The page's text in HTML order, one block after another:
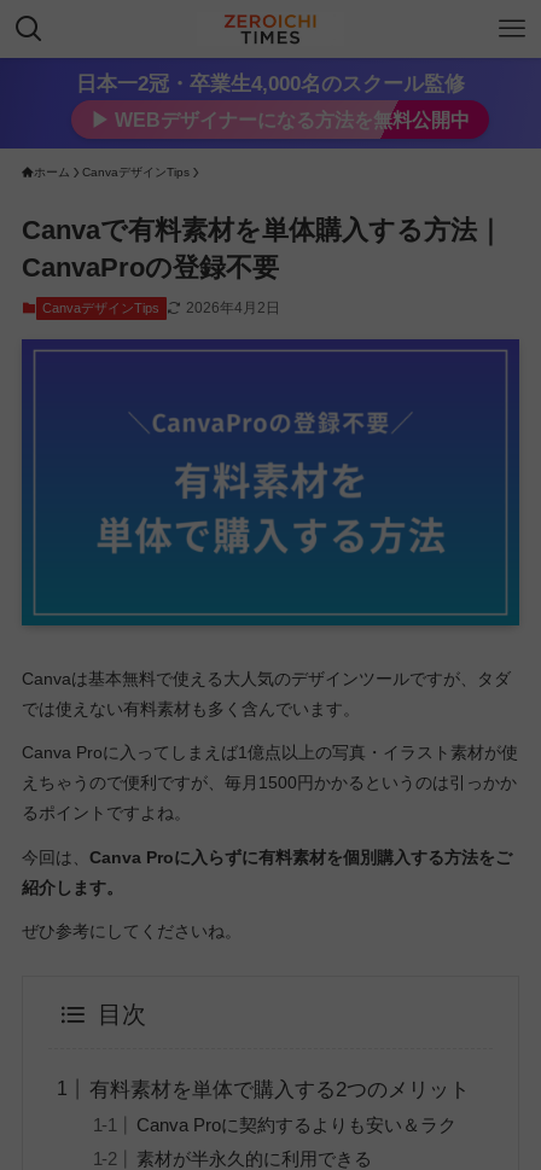
日本一2冠・卒業生4,000名のスクール監修
▶︎ WEBデザイナーになる方法を無料公開中
ホーム CanvaデザインTips
Canvaで有料素材を単体購入する方法｜
CanvaProの登録不要
CanvaデザインTips 2026年4月2日
Canvaは基本無料で使える大人気のデザインツールですが、タダ
では使えない有料素材も多く含んでいます。
Canva Proに入ってしまえば1億点以上の写真・イラスト素材が使
えちゃうので便利ですが、毎月1500円かかるというのは引っかか
るポイントですよね。
今回は、 Canva Proに入らずに有料素材を個別購入する方法をご
紹介します。
ぜひ参考にしてくださいね。
目次
有料素材を単体で購入する2つのメリット
Canva Proに契約するよりも安い＆ラク
素材が半永久的に利用できる